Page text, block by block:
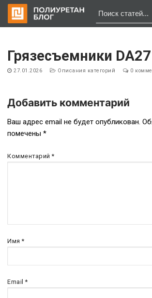
содержимому
Грязесъемники DA27
27.01.2026 Описания категорий 0
Навигация
по
записям
Добавить комментарий
Ваш адрес email не будет опубликован.
помечены *
Комментарий*
Имя*
Email*